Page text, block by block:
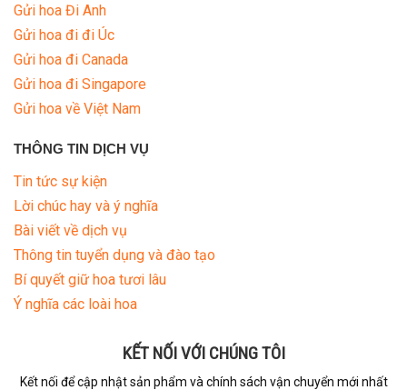
Gửi hoa Đi Anh
Gửi hoa đi đi Úc
Gửi hoa đi Canada
Gửi hoa đi Singapore
Gửi hoa về Việt Nam
THÔNG TIN DỊCH VỤ
Tin tức sự kiện
Lời chúc hay và ý nghĩa
Bài viết về dịch vụ
Thông tin tuyển dụng và đào tạo
Bí quyết giữ hoa tươi lâu
Ý nghĩa các loài hoa
KẾT NỐI VỚI CHÚNG TÔI
Kết nối để cập nhật sản phẩm và chính sách vận chuyển mới nhất